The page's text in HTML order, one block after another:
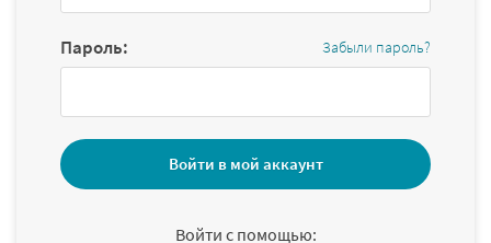
Пароль: Забыли пароль?